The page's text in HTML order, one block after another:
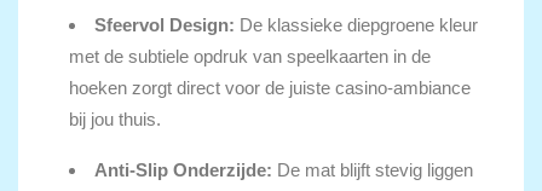
Sfeervol Design: De klassieke diepgroene kleur
met de subtiele opdruk van speelkaarten in de
hoeken zorgt direct voor de juiste casino-ambiance
bij jou thuis.
Anti-Slip Onderzijde: De mat blijft stevig liggen